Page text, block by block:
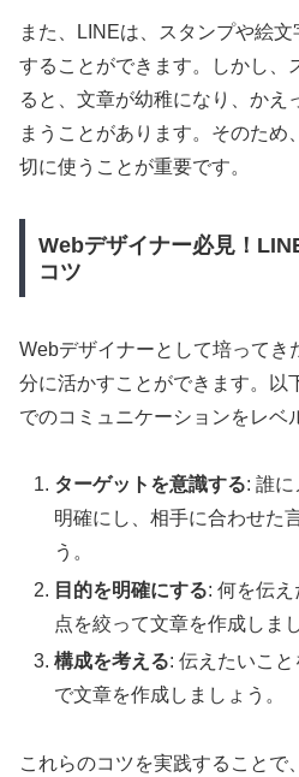
また、LINEは、スタンプや絵
することができます。しかし、
ると、文章が幼稚になり、かえ
まうことがあります。そのため
切に使うことが重要です。
Webデザイナー必見！
コツ
Webデザイナーとして培ってき
分に活かすことができます。以
でのコミュニケーションをレベ
ターゲットを意識する: 誰
明確にし、相手に合わせた
う。
目的を明確にする: 何を伝
点を絞って文章を作成しま
構成を考える: 伝えたいこ
で文章を作成しましょう。
これらのコツを実践することで